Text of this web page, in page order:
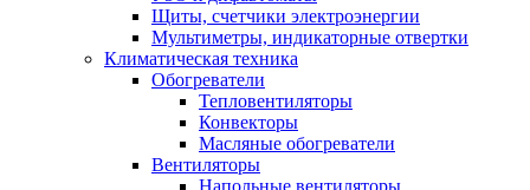
Щиты, счетчики электроэнергии
Мультиметры, индикаторные отвертки
Климатическая техника
Обогреватели
Тепловентиляторы
Конвекторы
Масляные обогреватели
Вентиляторы
Напольные вентиляторы